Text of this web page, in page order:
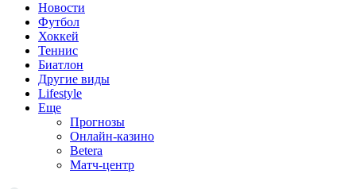
Новости
Футбол
Хоккей
Теннис
Биатлон
Другие виды
Lifestyle
Еще
Прогнозы
Онлайн-казино
Betera
Матч-центр